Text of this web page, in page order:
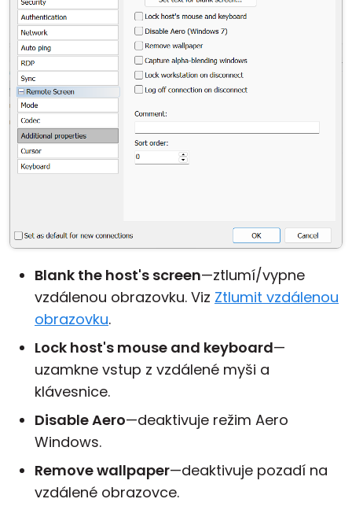
Blank the host's screen—ztlumí/vypne
vzdálenou obrazovku. Viz Ztlumit vzdálenou
obrazovku.
Lock host's mouse and keyboard—
uzamkne vstup z vzdálené myši a
klávesnice.
Disable Aero—deaktivuje režim Aero
Windows.
Remove wallpaper—deaktivuje pozadí na
vzdálené obrazovce.